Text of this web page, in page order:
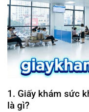
1. Giấy khám sức
là gì?